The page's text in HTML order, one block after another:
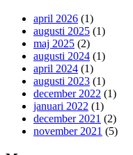
april 2026 (1)
augusti 2025 (1)
maj 2025 (2)
augusti 2024 (1)
april 2024 (1)
augusti 2023 (1)
december 2022 (1)
januari 2022 (1)
december 2021 (2)
november 2021 (5)